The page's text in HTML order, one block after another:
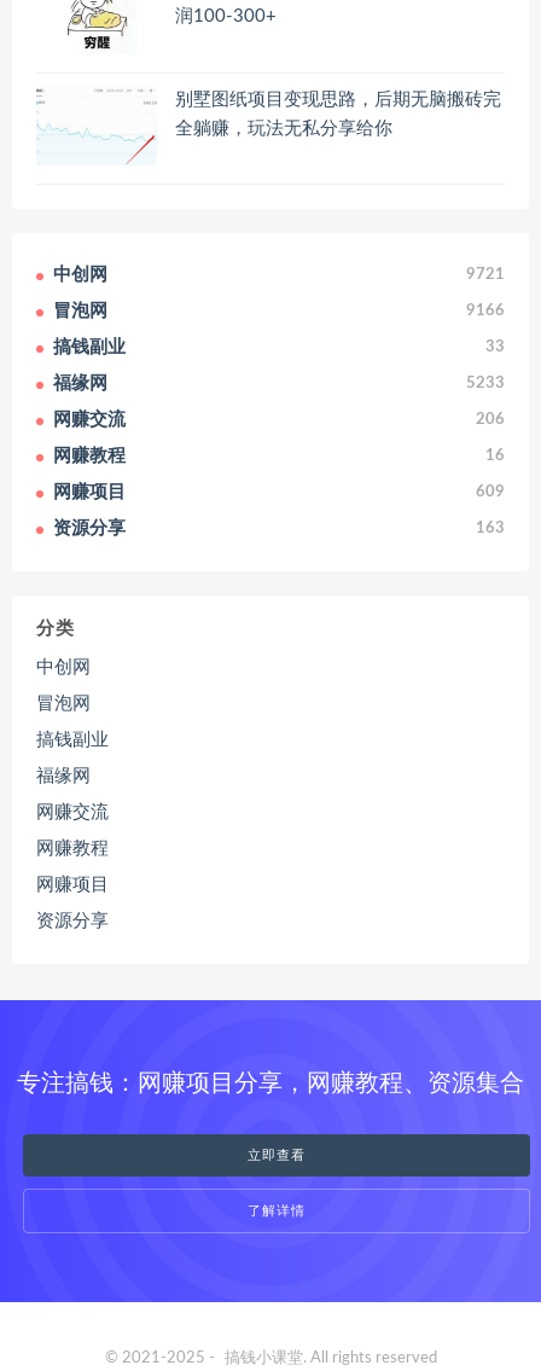
润100-300+
别墅图纸项目变现思路，后期无脑搬砖完
全躺赚，玩法无私分享给你
中创网 9721
冒泡网 9166
搞钱副业 33
福缘网 5233
网赚交流 206
网赚教程 16
网赚项目 609
资源分享 163
分类
中创网
冒泡网
搞钱副业
福缘网
网赚交流
网赚教程
网赚项目
资源分享
专注搞钱：网赚项目分享，网赚教程、资源集合
立即查看
了解详情
© 2021-2025 - 搞钱小课堂. All rights reserved